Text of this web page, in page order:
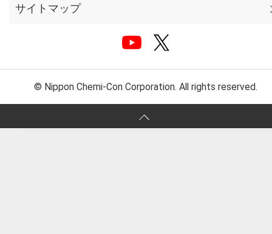
サイトマップ
© Nippon Chemi-Con Corporation. All rights reserved.